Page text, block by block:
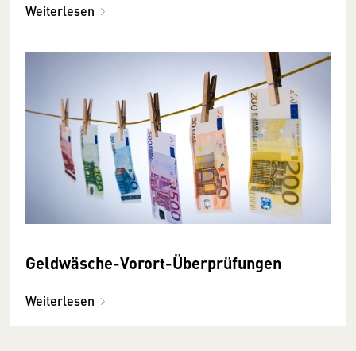
Weiterlesen
Geldwäsche-Vorort-Überprüfungen
Weiterlesen